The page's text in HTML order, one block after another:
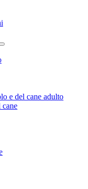
e del cane adulto
cane